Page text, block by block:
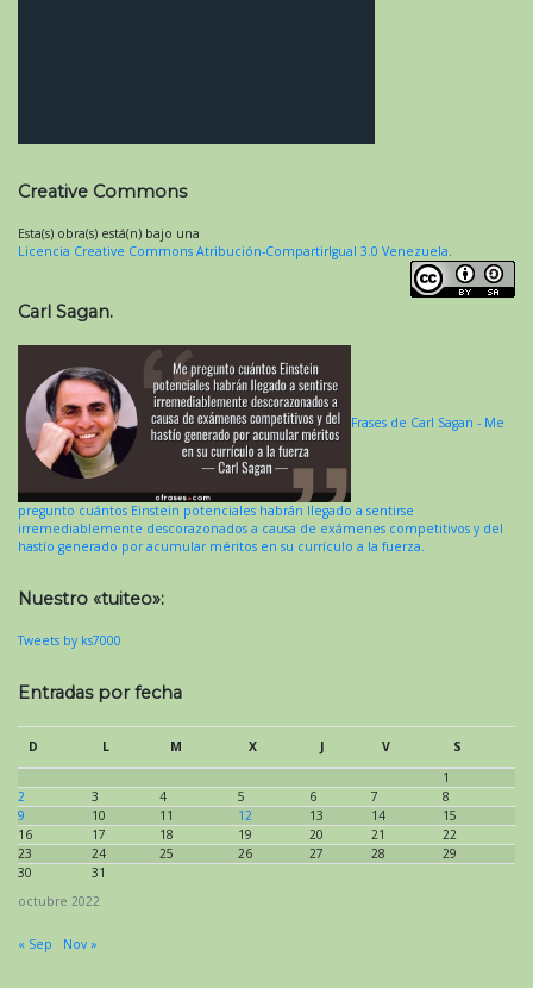
Creative Commons
Esta(s) obra(s) está(n) bajo una
Licencia Creative Commons Atribución-CompartirIgual 3.0 Venezuela.
Carl Sagan.
Frases de Carl Sagan - Me
pregunto cuántos Einstein potenciales habrán llegado a sentirse
irremediablemente descorazonados a causa de exámenes competitivos y del
hastío generado por acumular méritos en su currículo a la fuerza.
Nuestro «tuiteo»:
Tweets by ks7000
Entradas por fecha
octubre 2022
D L M X J V
S
1
2
3 4 5 6 7
8
9
10 11 12 13 14
15
16
17 18 19 20 21
22
23
24 25 26 27 28
29
30
31
« Sep Nov »